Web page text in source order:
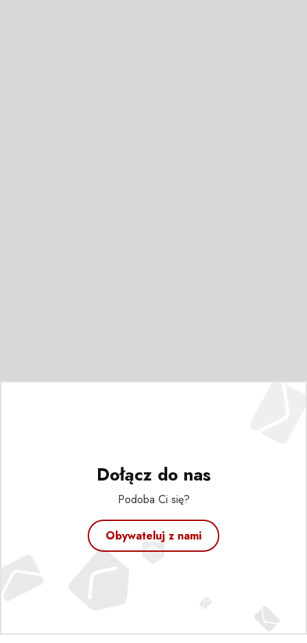
Dołącz do nas
Podoba Ci się?
Obywateluj z nami